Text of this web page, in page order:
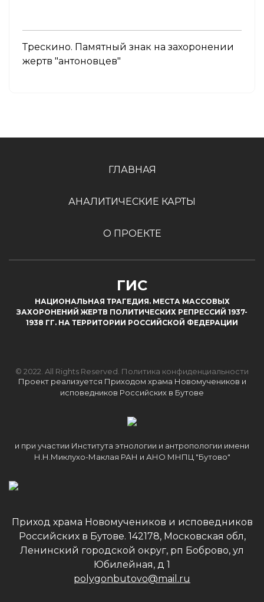
Трескино. Памятный знак на захоронении
жертв "антоновцев"
ГЛАВНАЯ
АНАЛИТИЧЕСКИЕ КАРТЫ
О ПРОЕКТЕ
ГИС
НАЦИОНАЛЬНАЯ ТРАГЕДИЯ. МЕСТА МАССОВЫХ
ЗАХОРОНЕНИЙ ЖЕРТВ ПОЛИТИЧЕСКИХ РЕПРЕССИЙ 1937-
1938 ГГ. НА ТЕРРИТОРИИ РОССИЙСКОЙ ФЕДЕРАЦИИ
© 2022. All Rights Reserved. Политика конфиденциальности
Проект реализуется Приходом храма Новомучеников и
исповедников Российских в Бутове
и при участии Института этнологии и антропологии имени
Н.Н.Миклухо-Маклая РАН и АНО МНПЦ "Бутово"
Приход храма Новомучеников и исповедников
Российских в Бутове. 142178, Московская обл,
Ленинский городской округ, рп Боброво, ул
Юбилейная, д 1
polygonbutovo@mail.ru